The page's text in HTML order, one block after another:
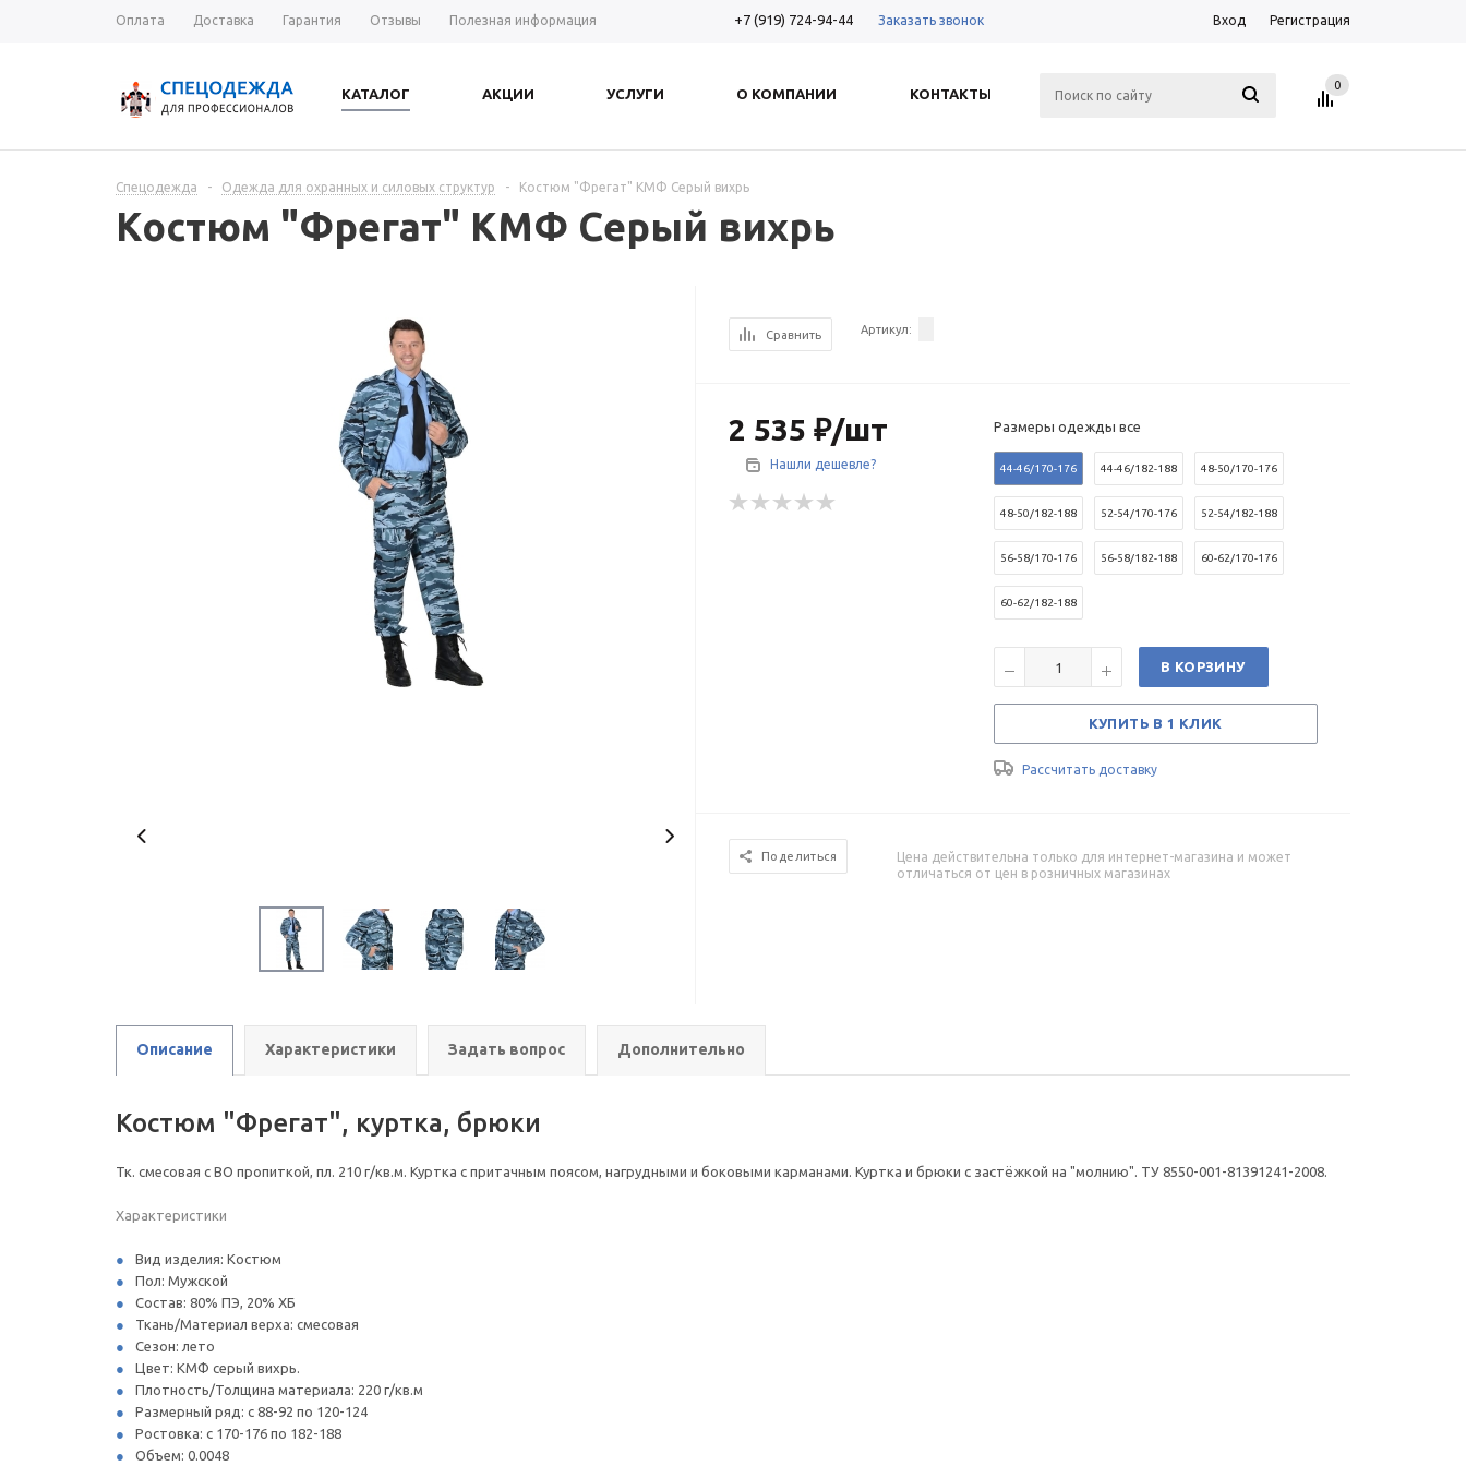
Оплата Доставка Гарантия Отзывы Полезная информация +7 (919) 724-94-44 Заказать звонок Вход Регистрация
КАТАЛОГ АКЦИИ УСЛУГИ О КОМПАНИИ КОНТАКТЫ
0
Спецодежда - Одежда для охранных и силовых структур - Костюм "Фрегат" КМФ Серый вихрь
Костюм "Фрегат" КМФ Серый вихрь
Сравнить Артикул:
2 535 ₽/шт
Нашли дешевле?
Размеры одежды все
44-46/170-176 44-46/182-188 48-50/170-176
48-50/182-188 52-54/170-176 52-54/182-188
56-58/170-176 56-58/182-188 60-62/170-176
60-62/182-188
В КОРЗИНУ
КУПИТЬ В 1 КЛИК
Рассчитать доставку
Поделиться
Цена действительна только для интернет-магазина и может
отличаться от цен в розничных магазинах
Описание Характеристики Задать вопрос Дополнительно
Костюм "Фрегат", куртка, брюки
Тк. смесовая с ВО пропиткой, пл. 210 г/кв.м. Куртка с притачным поясом, нагрудными и боковыми карманами. Куртка и брюки с застёжкой на "молнию". ТУ 8550-001-81391241-2008.
Характеристики
Вид изделия: Костюм
Пол: Мужской
Состав: 80% ПЭ, 20% ХБ
Ткань/Материал верха: смесовая
Сезон: лето
Цвет: КМФ серый вихрь.
Плотность/Толщина материала: 220 г/кв.м
Размерный ряд: с 88-92 по 120-124
Ростовка: с 170-176 по 182-188
Объем: 0.0048